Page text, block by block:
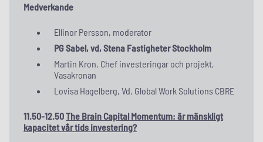
Medverkande
Ellinor Persson, moderator
PG Sabel, vd, Stena Fastigheter Stockholm
Martin Kron, Chef investeringar och projekt,
Vasakronan
Lovisa Hagelberg, Vd, Global Work Solutions CBRE
11.50-12.50The Brain Capital Momentum: är mänskligt
kapacitet vår tids investering?